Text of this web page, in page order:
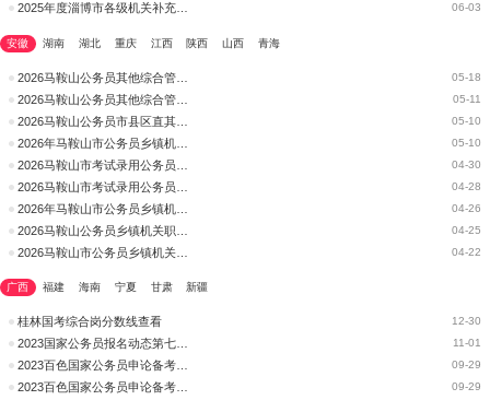
06-03
安徽 湖南 湖北 重庆 江西 陕西 山西 青海
05-18
05-11
05-10
05-10
04-30
04-28
04-26
04-25
04-22
广西 福建 海南 宁夏 甘肃 新疆
12-30
桂林国考综合岗分数线查看
11-01
09-29
09-29